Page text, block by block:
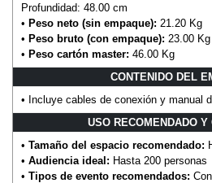
Profundidad: 48.00 cm
• Peso neto (sin empaque): 21.20 Kg
• Peso bruto (con empaque): 23.00 Kg
• Peso cartón master: 46.00 Kg
CONTENIDO DEL
• Incluye cables de conexión y manual
USO RECOMENDADO Y
• Tamaño del espacio recomendado:
• Audiencia ideal: Hasta 200 personas
• Tipos de evento recomendados: